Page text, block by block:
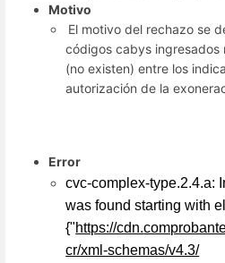
Motivo
El motivo del rechazo se
códigos cabys ingresados
(no existen) entre los
autorización de la
Error
cvc-complex-type.2.4.a:
was found starting with
{"https://cdn.
cr/xml-schemas/v4.3/